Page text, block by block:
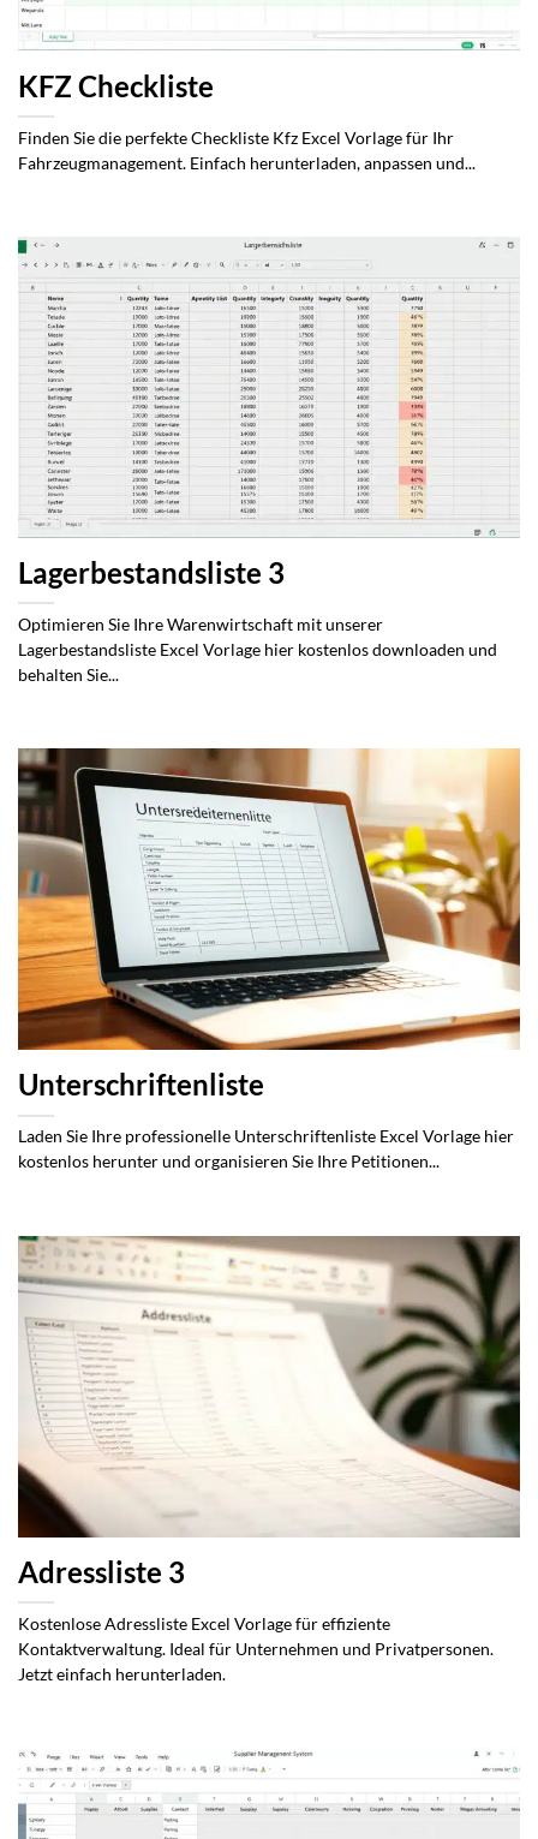
KFZ Checkliste
Finden Sie die perfekte Checkliste Kfz Excel Vorlage für Ihr
Fahrzeugmanagement. Einfach herunterladen, anpassen und...
Lagerbestandsliste 3
Optimieren Sie Ihre Warenwirtschaft mit unserer
Lagerbestandsliste Excel Vorlage hier kostenlos downloaden und
behalten Sie...
Unterschriftenliste
Laden Sie Ihre professionelle Unterschriftenliste Excel Vorlage hier
kostenlos herunter und organisieren Sie Ihre Petitionen...
Adressliste 3
Kostenlose Adressliste Excel Vorlage für effiziente
Kontaktverwaltung. Ideal für Unternehmen und Privatpersonen.
Jetzt einfach herunterladen.